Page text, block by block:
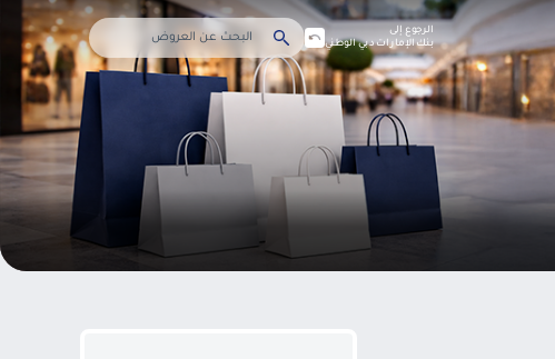
الرجوع إلى
بنك الإمارات دبي الوطني